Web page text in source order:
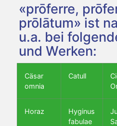
«prōferre,
prōlātum» ist
u.a. bei
und Werken:
Cäsar
omnia
Catull
Horaz
Hyginus
fabulae